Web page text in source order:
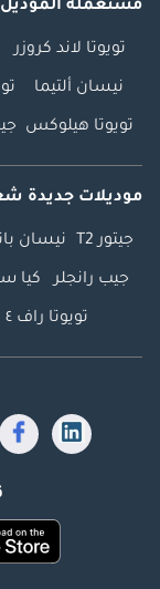
مستعملة
تويوتا لاند كروزر
نيسان ألتيما
تويوتا هيلوكس
موديلات جديدة
جيتور T2 نيسان
جيب رانجلر كيا
تويوتا راف ٤